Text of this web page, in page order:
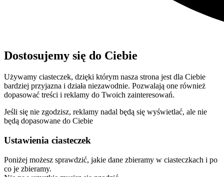
Dostosujemy się do Ciebie
Używamy ciasteczek, dzięki którym nasza strona jest dla Ciebie
bardziej przyjazna i działa niezawodnie. Pozwalają one również
dopasować treści i reklamy do Twoich zainteresowań.
Jeśli się nie zgodzisz, reklamy nadal będą się wyświetlać, ale nie
będą dopasowane do Ciebie
Ustawienia ciasteczek
Poniżej możesz sprawdzić, jakie dane zbieramy w ciasteczkach i po
co je zbieramy.